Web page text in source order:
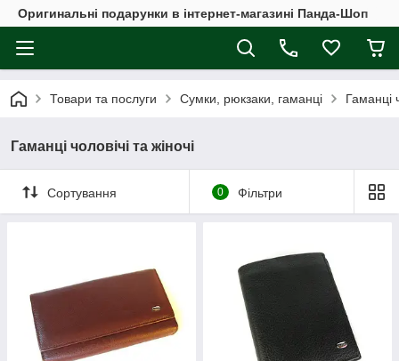
Оригинальні подарунки в інтернет-магазині Панда-Шоп
Товари та послуги Сумки, рюкзаки, гаманці Гаманці
Гаманці чоловічі та жіночі
Сортування 0 Фільтри